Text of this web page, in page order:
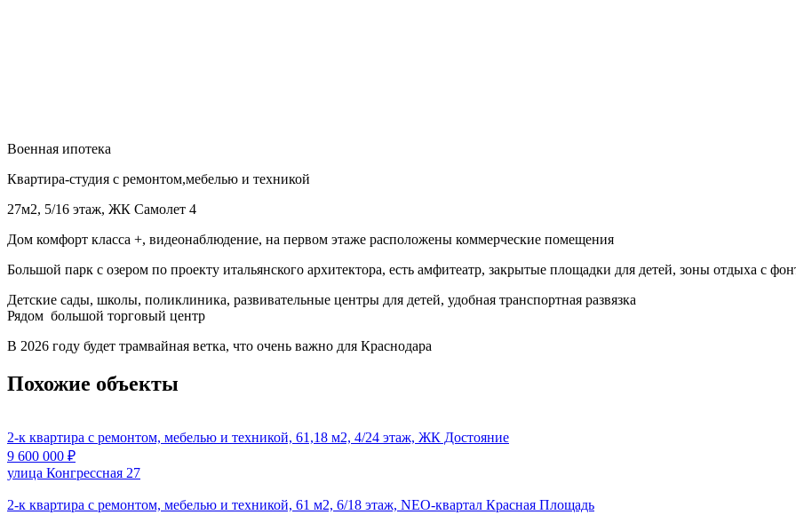
Военная ипотека
Квартира-студия с ремонтом,мебелью и техникой
27м2, 5/16 этаж, ЖК Самолет 4
Дом комфорт класса +, видеонаблюдение, на первом этаже расположены коммерческие помещения
Большой парк с озером по проекту итальянского архитектора, есть амфитеатр, закрытые площадки для детей, зоны отдыха с
Детские сады, школы, поликлиника, развивательные центры для детей, удобная транспортная развязка
Рядом большой торговый центр
В 2026 году будет трамвайная ветка, что очень важно для Краснодара
Похожие объекты
2-к квартира с ремонтом, мебелью и техникой, 61,18 м2, 4/24 этаж, ЖК Достояние
9 600 000 ₽
улица Конгрессная 27
2-к квартира с ремонтом, мебелью и техникой, 61 м2, 6/18 этаж, NEO-квартал Красная Площадь